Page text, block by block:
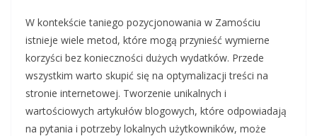
W kontekście taniego pozycjonowania w Zamościu
istnieje wiele metod, które mogą przynieść wymierne
korzyści bez konieczności dużych wydatków. Przede
wszystkim warto skupić się na optymalizacji treści na
stronie internetowej. Tworzenie unikalnych i
wartościowych artykułów blogowych, które odpowiadają
na pytania i potrzeby lokalnych użytkowników, może